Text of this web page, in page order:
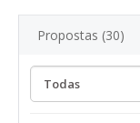
Propostas (30)